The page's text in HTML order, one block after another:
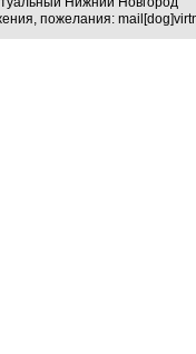
пожелания: